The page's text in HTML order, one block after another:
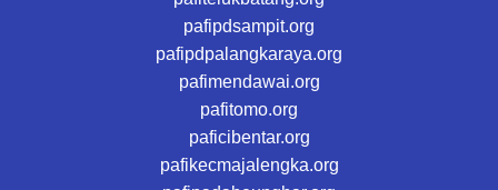
pafipdsampit.org
pafipdpalangkaraya.org
pafimendawai.org
pafitomo.org
paficibentar.org
pafikecmajalengka.org